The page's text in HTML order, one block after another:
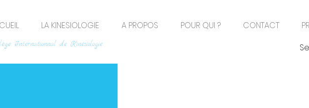
LA KINESIOLOGIE A PROPOS POUR QUI ? CONTACT
Internationnal de Kinésiologie